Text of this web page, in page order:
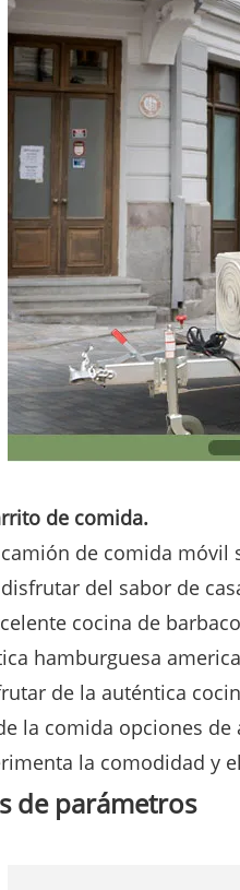
de comida.
de comida móvil
del sabor de
cocina de
hamburguesa
de la auténtica
la comida opciones
la comodidad y
de parámetros